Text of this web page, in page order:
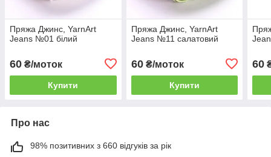
Пряжа Джинс, YarnArt
Jeans №01 білий
60 ₴/моток
Купити
Пряжа Джинс, YarnArt
Jeans №11 салатовий
60₴/моток
Купити
60
Про нас
98% позитивних з 660 відгуків за рік